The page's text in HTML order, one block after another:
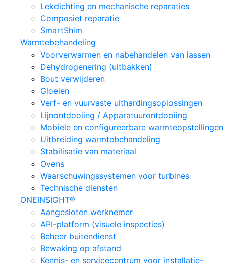
Lekdichting en mechanische reparaties
Composiet reparatie
SmartShim
Warmtebehandeling
Voorverwarmen en nabehandelen van lassen
Dehydrogenering (uitbakken)
Bout verwijderen
Gloeien
Verf- en vuurvaste uithardingsoplossingen
Lijnontdooiing / Apparatuurontdooiing
Mobiele en configureerbare warmteopstellingen
Uitbreiding warmtebehandeling
Stabilisatie van materiaal
Ovens
Waarschuwingssystemen voor turbines
Technische diensten
ONEINSIGHT®
Aangesloten werknemer
API-platform (visuele inspecties)
Beheer buitendienst
Bewaking op afstand
Kennis- en servicecentrum voor installatie-